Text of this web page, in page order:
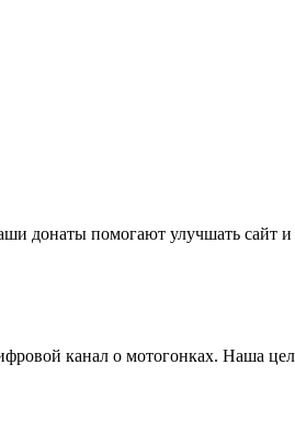
донаты помогают улучшать сайт и
канал о мотогонках. Наша